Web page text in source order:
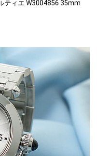
ティエ W3004856 35mm